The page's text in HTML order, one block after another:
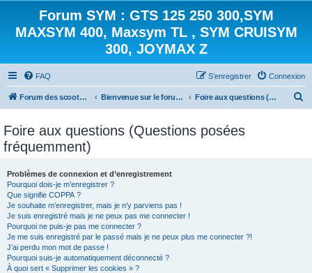
Forum SYM : GTS 125 250 300,SYM
MAXSYM 400, Maxsym TL , SYM CRUISYM
300, JOYMAX Z
FAQ Connexion
S’enregistrer
Forum des scooters SYM - GTS -MAXSYM - CRUISYM - JOYMAX - Maxsym TL Bienvenue sur le forum des scooters de la gamme SYM Foire aux questions (Questions posées fréquemment)
Foire aux questions (Questions posées
fréquemment)
Problèmes de connexion et d’enregistrement
Pourquoi dois-je m’enregistrer ?
Que signifie COPPA ?
Je souhaite m’enregistrer, mais je n’y parviens pas !
Je suis enregistré mais je ne peux pas me connecter !
Pourquoi ne puis-je pas me connecter ?
Je me suis enregistré par le passé mais je ne peux plus me connecter ?!
J’ai perdu mon mot de passe !
Pourquoi suis-je automatiquement déconnecté ?
À quoi sert « Supprimer les cookies » ?